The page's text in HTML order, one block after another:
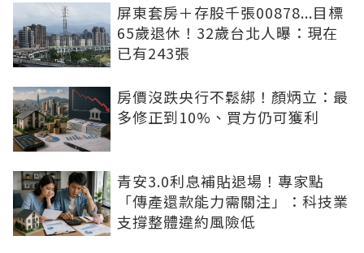
屏東套房＋存股千張00878...目標
65歲退休！32歲台北人曝：現在
已有243張
房價沒跌央行不鬆綁！顏炳立：最
多修正到10%、買方仍可獲利
青安3.0利息補貼退場！專家點
「傳產還款能力需關注」：科技業
支撐整體違約風險低